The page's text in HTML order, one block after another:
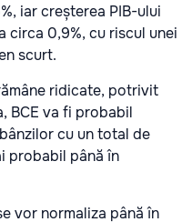
iar creșterea PIB-ului
circa 0,9%, cu riscul unei
scurt.
ridicate, potrivit
BCE va fi probabil
cu un total de
probabil până în
vor normaliza până în